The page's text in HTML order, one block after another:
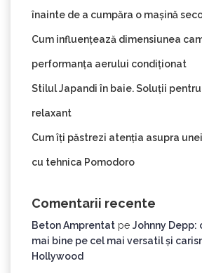
înainte de a cumpăra o mașină
Cum influențează dimensiunea
performanța aerului condiționat
Stilul Japandi în baie. Soluții
relaxant
Cum îți păstrezi atenția asupra
cu tehnica Pomodoro
Comentarii recente
Beton Amprentat pe Johnny Depp:
mai bine pe cel mai versatil și
Hollywood